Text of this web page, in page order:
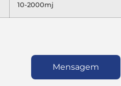
10-2000mj
Mensagem